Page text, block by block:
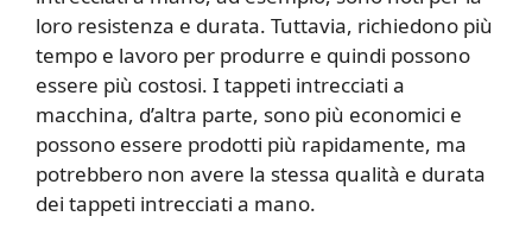
loro resistenza e durata. Tuttavia, richiedono più
tempo e lavoro per produrre e quindi possono
essere più costosi. I tappeti intrecciati a
macchina, d’altra parte, sono più economici e
possono essere prodotti più rapidamente, ma
potrebbero non avere la stessa qualità e durata
dei tappeti intrecciati a mano.